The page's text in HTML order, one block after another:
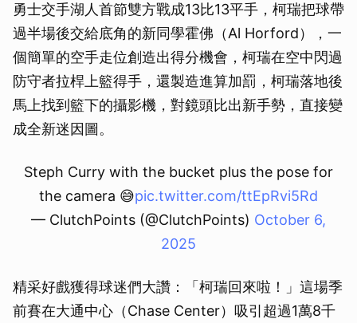
勇士交手湖人首節雙方戰成13比13平手，柯瑞把球帶
過半場後交給底角的新同學霍佛（Al Horford），一
個簡單的空手走位創造出得分機會，柯瑞在空中閃過
防守者拉桿上籃得手，還製造進算加罰，柯瑞落地後
馬上找到籃下的攝影機，對鏡頭比出新手勢，直接變
成全新迷因圖。
Steph Curry with the bucket plus the pose for
the camera 😅pic.twitter.com/ttEpRvi5Rd
— ClutchPoints (@ClutchPoints) October 6,
2025
精采好戲獲得球迷們大讚：「柯瑞回來啦！」這場季
前賽在大通中心（Chase Center）吸引超過1萬8千